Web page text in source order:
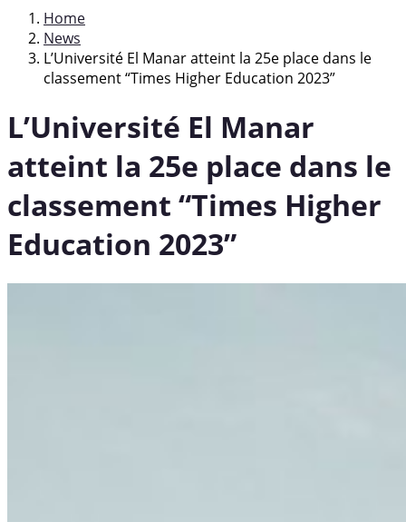
Home
News
L’Université El Manar atteint la 25e place dans le
classement “Times Higher Education 2023”
L’Université El Manar
atteint la 25e place dans le
classement “Times Higher
Education 2023”